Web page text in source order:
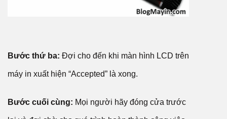
Bước thứ ba: Đợi cho đến khi màn hình LCD trên
máy in xuất hiện “Accepted” là xong.
Bước cuối cùng: Mọi người hãy đóng cửa trước